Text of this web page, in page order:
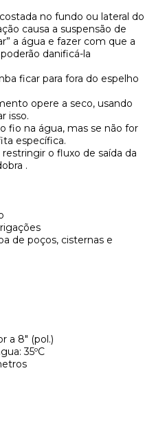
no fundo ou lateral do
causa a suspensão de
a água e fazer com que a
danificá-la
ficar para fora do espelho
opere a seco, usando
isso.
fio na água, mas se não for
específica.
o fluxo de saída da
.
de poços, cisternas e
a 8" (pol.)
35ºC